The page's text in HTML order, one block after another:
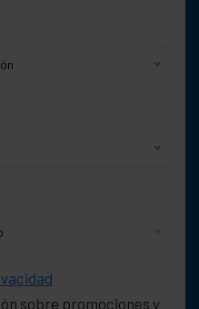
sobre promociones y